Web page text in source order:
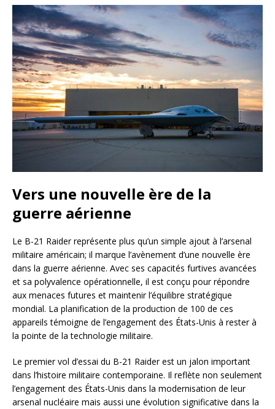
Vers une nouvelle ère de la
guerre aérienne
Le B-21 Raider représente plus qu’un simple ajout à l’arsenal
militaire américain; il marque l’avènement d’une nouvelle ère
dans la guerre aérienne. Avec ses capacités furtives avancées
et sa polyvalence opérationnelle, il est conçu pour répondre
aux menaces futures et maintenir l’équilibre stratégique
mondial. La planification de la production de 100 de ces
appareils témoigne de l’engagement des États-Unis à rester à
la pointe de la technologie militaire.
Le premier vol d’essai du B-21 Raider est un jalon important
dans l’histoire militaire contemporaine. Il reflète non seulement
l’engagement des États-Unis dans la modernisation de leur
arsenal nucléaire mais aussi une évolution significative dans la